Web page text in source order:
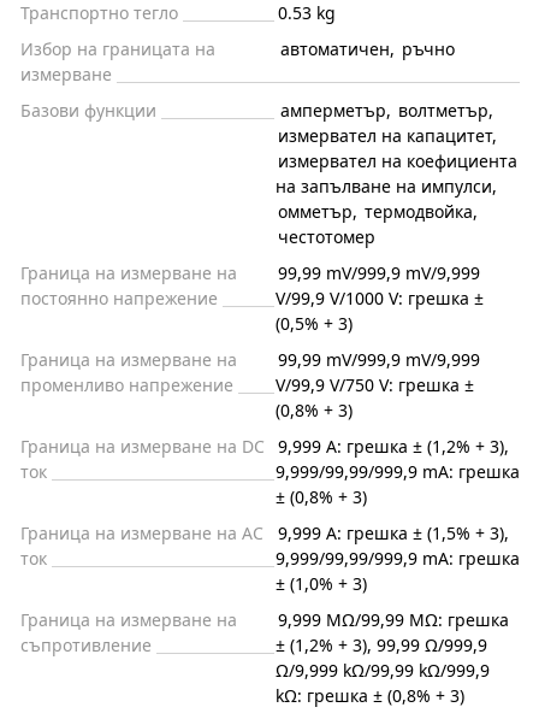
Транспортно тегло
0.53 kg
Избор на границата на
измерване
автоматичен, ръчно
Базови функции амперметър, волтметър,
измервател на капацитет,
измервател на коефициента
на запълване на импулси,
омметър, термодвойка,
честотомер
Граница на измерване на
постоянно напрежение
99,99 mV/999,9 mV/9,999
V/99,9 V/1000 V: грешка ±
(0,5% + 3)
Граница на измерване на
променливо напрежение
99,99 mV/999,9 mV/9,999
V/99,9 V/750 V: грешка ±
(0,8% + 3)
Граница на измерване на DC
ток
9,999 A: грешка ± (1,2% + 3),
9,999/99,99/999,9 mA: грешка
± (0,8% + 3)
Граница на измерване на AC
ток
9,999 A: грешка ± (1,5% + 3),
9,999/99,99/999,9 mA: грешка
± (1,0% + 3)
Граница на измерване на
съпротивление
9,999 MΩ/99,99 MΩ: грешка
± (1,2% + 3), 99,99 Ω/999,9
Ω/9,999 kΩ/99,99 kΩ/999,9
kΩ: грешка ± (0,8% + 3)